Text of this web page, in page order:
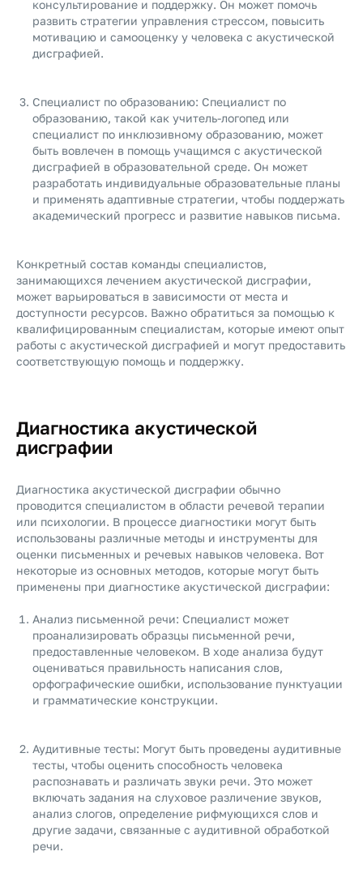
консультирование и поддержку. Он может помочь
развить стратегии управления стрессом, повысить
мотивацию и самооценку у человека с акустической
дисграфией.
Специалист по образованию: Специалист по
образованию, такой как учитель-логопед или
специалист по инклюзивному образованию, может
быть вовлечен в помощь учащимся с акустической
дисграфией в образовательной среде. Он может
разработать индивидуальные образовательные планы
и применять адаптивные стратегии, чтобы поддержать
академический прогресс и развитие навыков письма.
Конкретный состав команды специалистов,
занимающихся лечением акустической дисграфии,
может варьироваться в зависимости от места и
доступности ресурсов. Важно обратиться за помощью к
квалифицированным специалистам, которые имеют опыт
работы с акустической дисграфией и могут предоставить
соответствующую помощь и поддержку.
Диагностика акустической
дисграфии
Диагностика акустической дисграфии обычно
проводится специалистом в области речевой терапии
или психологии. В процессе диагностики могут быть
использованы различные методы и инструменты для
оценки письменных и речевых навыков человека. Вот
некоторые из основных методов, которые могут быть
применены при диагностике акустической дисграфии:
Анализ письменной речи: Специалист может
проанализировать образцы письменной речи,
предоставленные человеком. В ходе анализа будут
оцениваться правильность написания слов,
орфографические ошибки, использование пунктуации
и грамматические конструкции.
Аудитивные тесты: Могут быть проведены аудитивные
тесты, чтобы оценить способность человека
распознавать и различать звуки речи. Это может
включать задания на слуховое различение звуков,
анализ слогов, определение рифмующихся слов и
другие задачи, связанные с аудитивной обработкой
речи.